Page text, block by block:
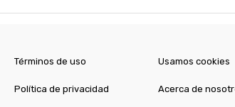
Términos de uso
Política de privacidad
Usamos cookies
Acerca de